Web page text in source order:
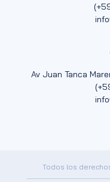
Av Juan Tanca
Todos los